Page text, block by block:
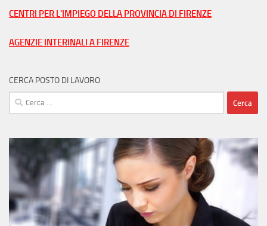
tua
CENTRI PER L'IMPIEGO DELLA PROVINCIA DI FIRENZE
AGENZIE INTERINALI A FIRENZE
CERCA POSTO DI LAVORO
Ricerca
per: